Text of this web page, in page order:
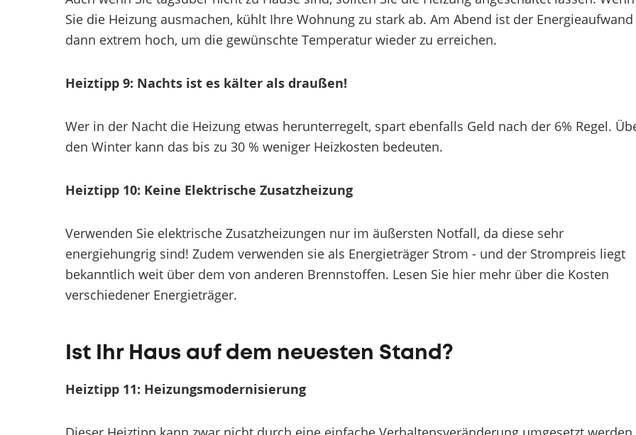
Sie die Heizung ausmachen, kühlt Ihre Wohnung zu stark ab. Am Abend ist der Energieaufwand
dann extrem hoch, um die gewünschte Temperatur wieder zu erreichen.
Heiztipp 9: Nachts ist es kälter als draußen!
Wer in der Nacht die Heizung etwas herunterregelt, spart ebenfalls Geld nach der 6% Regel.
den Winter kann das bis zu 30 % weniger Heizkosten bedeuten.
Heiztipp 10: Keine Elektrische Zusatzheizung
Verwenden Sie elektrische Zusatzheizungen nur im äußersten Notfall, da diese sehr
energiehungrig sind! Zudem verwenden sie als Energieträger Strom - und der Strompreis liegt
bekanntlich weit über dem von anderen Brennstoffen. Lesen Sie hier mehr über die Kosten
verschiedener Energieträger.
Ist Ihr Haus auf dem neuesten Stand?
Heiztipp 11: Heizungsmodernisierung